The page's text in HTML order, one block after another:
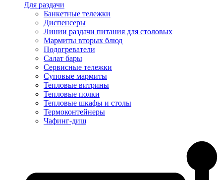
Для раздачи
Банкетные тележки
Диспенсеры
Линии раздачи питания для столовых
Мармиты вторых блюд
Подогреватели
Салат бары
Сервисные тележки
Суповые мармиты
Тепловые витрины
Тепловые полки
Тепловые шкафы и столы
Термоконтейнеры
Чафинг-диш